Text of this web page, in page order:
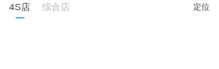
4S店 综合店 定位